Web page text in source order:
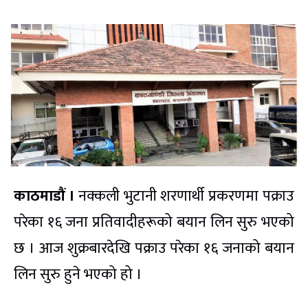
काठमाडौं । नक्कली भुटानी शरणार्थी प्रकरणमा पक्राउ
परेका १६ जना प्रतिवादीहरूको बयान लिन सुरु भएको
छ । आज शुक्रबारदेखि पक्राउ परेका १६ जनाको बयान
लिन सुरु हुने भएको हो ।